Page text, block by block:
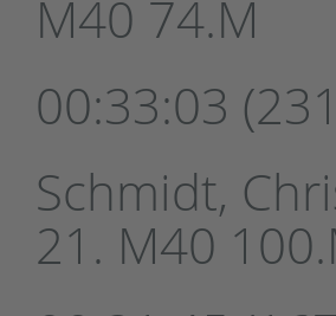
M40 74.M
00:33:03
Schmidt,
21. M40